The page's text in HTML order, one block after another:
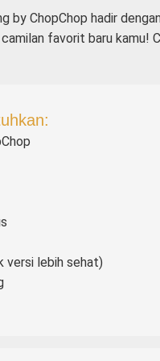
by ChopChop hadir
favorit baru kamu!
versi lebih sehat)